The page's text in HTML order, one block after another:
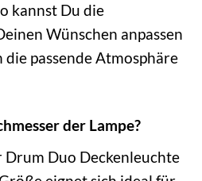
kannst Du die
Wünschen anpassen
passende Atmosphäre
der Lampe?
Drum Duo Deckenleuchte